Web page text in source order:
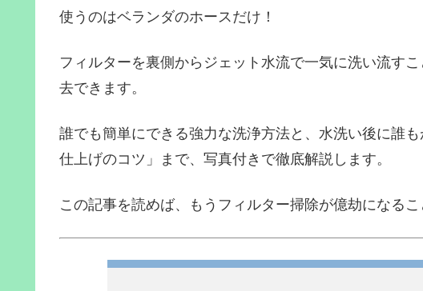
使うのはベランダのホースだけ！
フィルターを裏側からジェット水流で一気に洗い流す
去できます。
誰でも簡単にできる強力な洗浄方法と、水洗い後に誰
仕上げのコツ」まで、写真付きで徹底解説します。
この記事を読めば、もうフィルター掃除が億劫になるこ